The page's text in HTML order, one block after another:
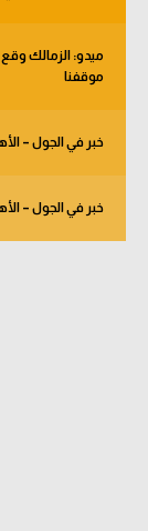
ميدو: الزمالك
موقفنا
خبر في الجول –
خبر في الجول –